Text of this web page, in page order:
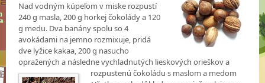
Nad vodným kúpeľom v miske rozpustí
240 g masla, 200 g horkej čokolády a 120
g medu. Dva banány spolu so 4
avokádami na jemno rozmixuje, pridá
dve lyžice kakaa, 200 g nasucho
opražených a následne vychladnutých lieskových orieškov a
rozpustenú čokoládu s maslom a medom